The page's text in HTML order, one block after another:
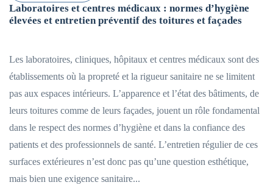
Laboratoires et centres médicaux : normes d’hygiène
élevées et entretien préventif des toitures et façades
Les laboratoires, cliniques, hôpitaux et centres médicaux sont des
établissements où la propreté et la rigueur sanitaire ne se limitent
pas aux espaces intérieurs. L’apparence et l’état des bâtiments, de
leurs toitures comme de leurs façades, jouent un rôle fondamental
dans le respect des normes d’hygiène et dans la confiance des
patients et des professionnels de santé. L’entretien régulier de ces
surfaces extérieures n’est donc pas qu’une question esthétique,
mais bien une exigence sanitaire...